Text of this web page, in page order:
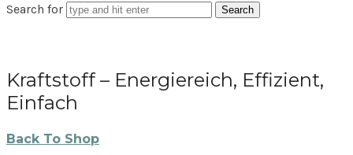
Search for
Kraftstoff – Energiereich, Effizient,
Einfach
Back To Shop